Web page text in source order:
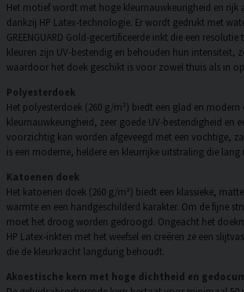
Het motief wordt met hoge kleurnauwkeurigheid en rijk
dankzij HP Latex-technologie. Er wordt gedrukt met
GREENGUARD Gold-gecertificeerde inkt die een resolutie
kleuren zijn UV-bestendig en behouden hun intensiteit,
waardoor het doek geschikt is voor zowel thuis als in
Polyesterdoek
Het polyesterdoek (260 g/m²) biedt een glad en
kleurnauwkeurigheid, zeer goede UV-bestendigheid en
voorzichtig kan worden afgeveegd met een vochtige,
is een moderne, heldere en kleurrijke uitstraling die lang
Katoenen doek
Het katoenen doek (260 g/m²) biedt een klassieke,
warmte en een handgeschilderd karakter. Om de fijne
moet het droog worden gedroogd. Ongeacht het
HP Latex-inkten met het weefsel en creëren ze een
die de kleurkracht langdurig behoudt.
Akoestische kern met hoge dichtheid en